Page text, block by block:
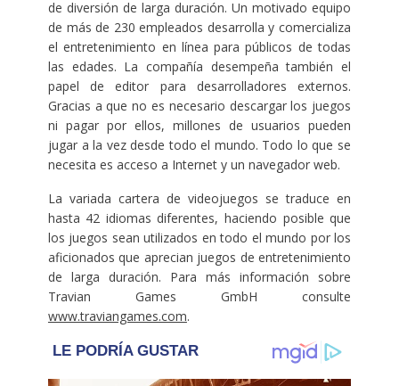
de diversión de larga duración. Un motivado equipo
de más de 230 empleados desarrolla y comercializa
el entretenimiento en línea para públicos de todas
las edades. La compañía desempeña también el
papel de editor para desarrolladores externos.
Gracias a que no es necesario descargar los juegos
ni pagar por ellos, millones de usuarios pueden
jugar a la vez desde todo el mundo. Todo lo que se
necesita es acceso a Internet y un navegador web.
La variada cartera de videojuegos se traduce en
hasta 42 idiomas diferentes, haciendo posible que
los juegos sean utilizados en todo el mundo por los
aficionados que aprecian juegos de entretenimiento
de larga duración. Para más información sobre
Travian Games GmbH consulte
www.traviangames.com.